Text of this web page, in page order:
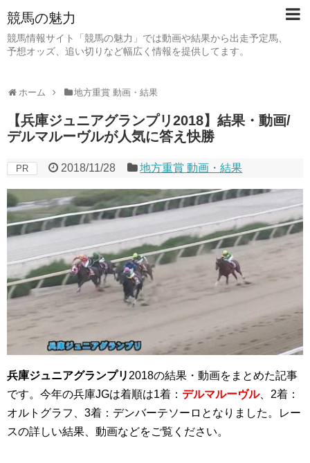
競馬の魅力
競馬情報サイト「競馬の魅力」では動画や結果から出走予定馬、
予想オッズ、追い切りなど幅広く情報を提供してます。
ホーム 地方重賞 動画・結果
【兵庫ジュニアグランプリ2018】結果・動画/
デルマルーヴルが人気に答え快勝
PR 2018/11/28 地方重賞 動画・結果
兵庫ジュニアグランプリ 2018の結果・動画をまとめた記事
です。今年の兵庫JGは着順は1着： デルマルーヴル、2着：
オルトグラフ、3着：デンバーテソーロとなりました。レー
スの詳しい結果、動画などをご覧ください。